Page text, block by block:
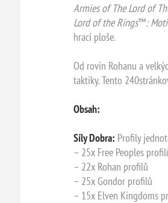
Armies of The Lord of
Lord of the Rings™:
hrací ploše.
Od rovin Rohanu a
taktiky. Tento
Obsah:
Síly Dobra: Profily
– 25x Free Peoples
– 22x Rohan profilů
– 25x Gondor profilů
– 15x Elven Kingdoms